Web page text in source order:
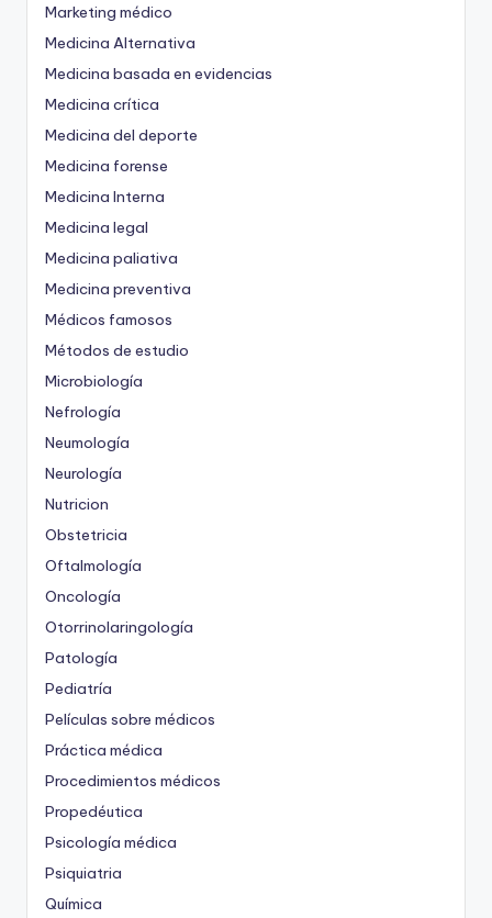
Marketing médico
Medicina Alternativa
Medicina basada en evidencias
Medicina crítica
Medicina del deporte
Medicina forense
Medicina Interna
Medicina legal
Medicina paliativa
Medicina preventiva
Médicos famosos
Métodos de estudio
Microbiología
Nefrología
Neumología
Neurología
Nutricion
Obstetricia
Oftalmología
Oncología
Otorrinolaringología
Patología
Pediatría
Películas sobre médicos
Práctica médica
Procedimientos médicos
Propedéutica
Psicología médica
Psiquiatria
Química